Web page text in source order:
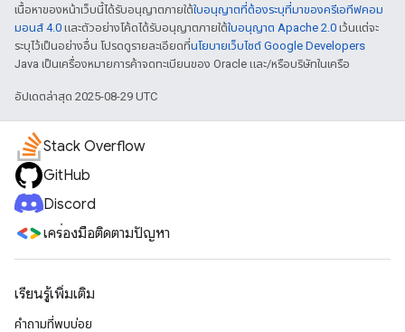
เนื้อหาของหน้าเว็บนี้ได้รับอนุญาตภายใต้ใบอนุญาตที่ต้องระบุที่มาของครีเอทีฟคอม
มอนส์ 4.0 และตัวอย่างโค้ดได้รับอนุญาตภายใต้ใบอนุญาต Apache 2.0 เว้นแต่จะ
ระบุไว้เป็นอย่างอื่น โปรดดูรายละเอียดที่นโยบายเว็บไซต์ Google Developers
Java เป็นเครื่องหมายการค้าจดทะเบียนของ Oracle และ/หรือบริษัทในเครือ
อัปเดตล่าสุด 2025-08-29 UTC
Stack Overflow
GitHub
Discord
เครื่องมือติดตามปัญหา
เรียนรู้เพิ่มเติม
คำถามที่พบบ่อย